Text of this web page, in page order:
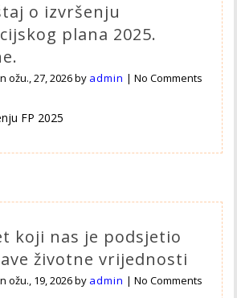
o izvršenju
plana 2025.
ožu., 27, 2026by admin |No Comments
FP 2025
koji nas je podsjetio
životne vrijednosti
ožu., 19, 2026by admin |No Comments